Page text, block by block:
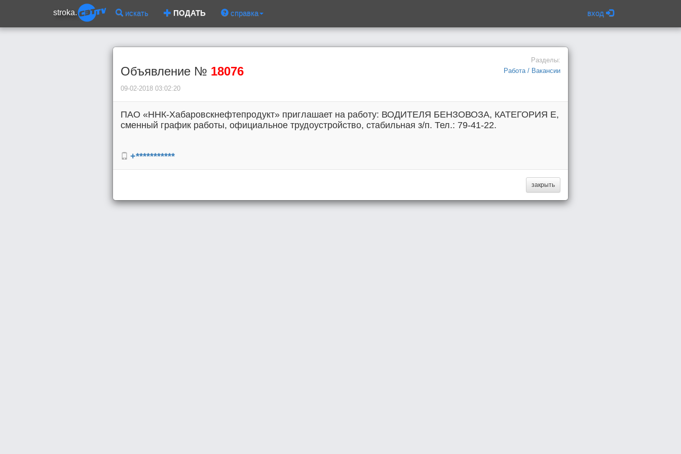
stroka. искать ПОДАТЬ справка вход
Объявление № 18076
09-02-2018 03:02:20
Разделы:
Работа / Вакансии
ПАО «ННК-Хабаровскнефтепродукт» приглашает на работу: ВОДИТЕЛЯ БЕНЗОВОЗА, КАТЕГОРИЯ Е,
сменный график работы, официальное трудоустройство, стабильная з/п. Тел.: 79-41-22.
+***********
закрыть